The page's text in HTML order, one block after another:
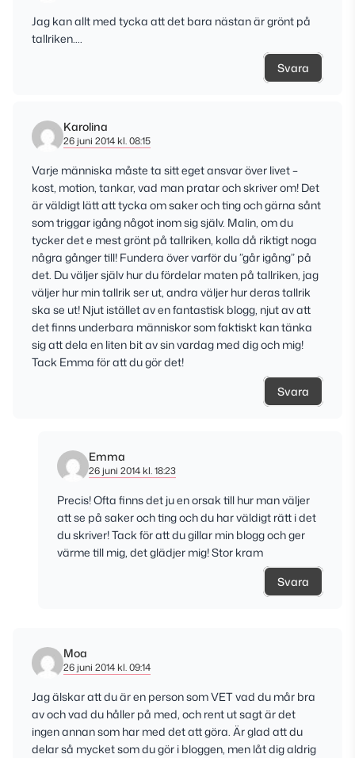
Jag kan allt med tycka att det bara nästan är grönt på
tallriken….
Svara
Karolina
26 juni 2014 kl. 08:15
Varje människa måste ta sitt eget ansvar över livet –
kost, motion, tankar, vad man pratar och skriver om! Det
är väldigt lätt att tycka om saker och ting och gärna sånt
som triggar igång något inom sig själv. Malin, om du
tycker det e mest grönt på tallriken, kolla då riktigt noga
några gånger till! Fundera över varför du ”går igång” på
det. Du väljer själv hur du fördelar maten på tallriken, jag
väljer hur min tallrik ser ut, andra väljer hur deras tallrik
ska se ut! Njut istället av en fantastisk blogg, njut av att
det finns underbara människor som faktiskt kan tänka
sig att dela en liten bit av sin vardag med dig och mig!
Tack Emma för att du gör det!
Svara
Emma
26 juni 2014 kl. 18:23
Precis! Ofta finns det ju en orsak till hur man väljer
att se på saker och ting och du har väldigt rätt i det
du skriver! Tack för att du gillar min blogg och ger
värme till mig, det glädjer mig! Stor kram
Svara
Moa
26 juni 2014 kl. 09:14
Jag älskar att du är en person som VET vad du mår bra
av och vad du håller på med, och rent ut sagt är det
ingen annan som har med det att göra. Är glad att du
delar så mycket som du gör i bloggen, men låt dig aldrig